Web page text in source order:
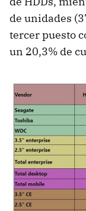
de unidades
tercer puesto
un 20,3% de